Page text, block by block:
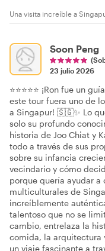
Una visita increíble a
Soon Peng
23 julio 2026
⭐⭐⭐⭐⭐ ¡Ron fue un
este tour fuera uno de
a Singapur! 🇸🇬✨ Lo
solo su profundo
historia de Joo Chiat y
todo a través de sus
sobre su infancia
vecindario y cómo
porque quería ayudar a
multiculturales de
increíblemente
talentoso que no se
cambio, entrelaza la
comida, la arquitectura
un viaje fascinante a